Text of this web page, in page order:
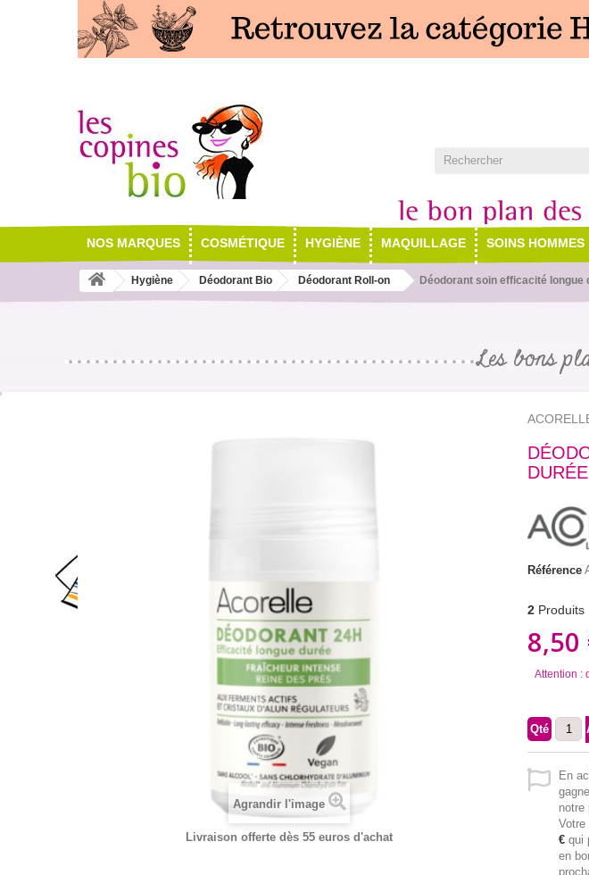
NOS MARQUES COSMÉTIQUE HYGIÈNE MAQUILLAGE SOINS HOMMES
Hygiène Déodorant Bio Déodorant Roll-on Déodorant soin efficacité longue
Les bons
Agrandir l'image
Livraison offerte dès 55 euros d'achat
Référence
2 Produits
8,50
Attention :
Qté
En
notre
Votre
€ qui
en